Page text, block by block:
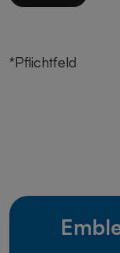
*Pflichtfeld